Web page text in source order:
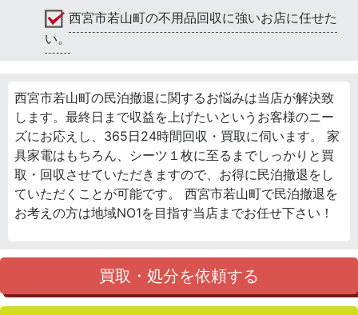
西宮市若山町の不用品回収に強いお店に任せた
い。
西宮市若山町の民泊撤退に関するお悩みは当店が解決致
します。最終日まで収益を上げたいというお客様のニー
ズにお応えし、365日24時間回収・買取に伺います。 家
具家電はもちろん、シーツ１枚に至るまでしっかりと買
取・回収させていただきますので、お得に民泊撤退をし
ていただくことが可能です。 西宮市若山町で民泊撤退を
お考えの方は地域NO1を目指す当店までお任せ下さい！
買取・処分を依頼する